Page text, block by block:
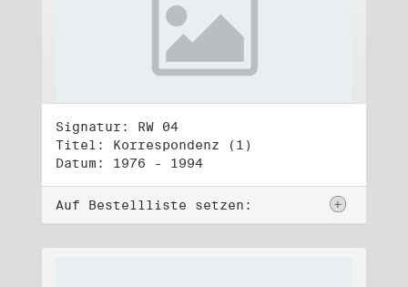
Signatur: RW 04
Titel: Korrespondenz (1)
Datum: 1976 - 1994
Auf Bestellliste setzen: